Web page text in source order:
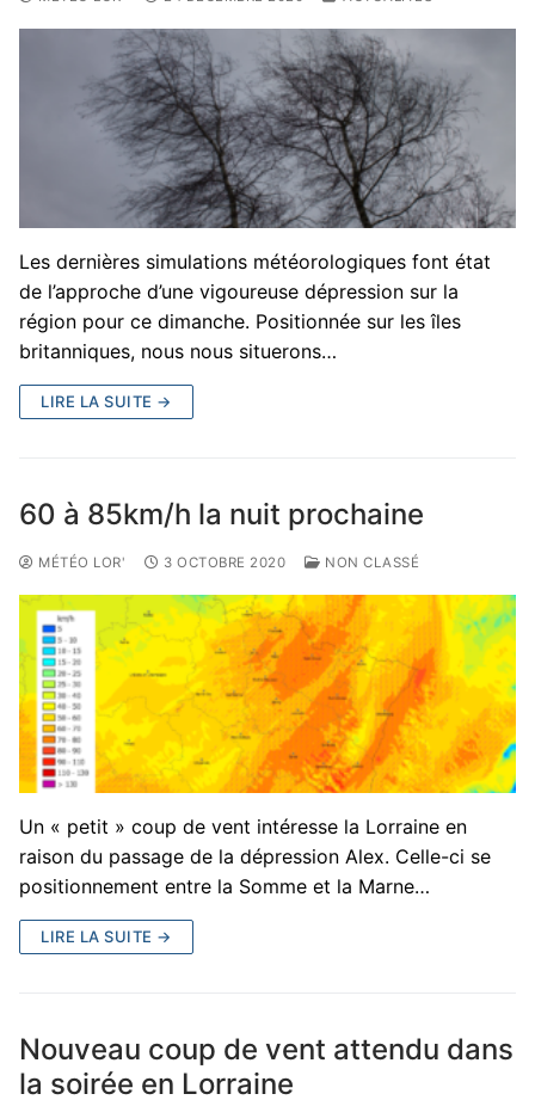
Les dernières simulations météorologiques font état
de l’approche d’une vigoureuse dépression sur la
région pour ce dimanche. Positionnée sur les îles
britanniques, nous nous situerons…
LIRE LA SUITE →
60 à 85km/h la nuit prochaine
MÉTÉO LOR' 3 OCTOBRE 2020 NON CLASSÉ
Un « petit » coup de vent intéresse la Lorraine en
raison du passage de la dépression Alex. Celle-ci se
positionnement entre la Somme et la Marne…
LIRE LA SUITE →
Nouveau coup de vent attendu dans
la soirée en Lorraine